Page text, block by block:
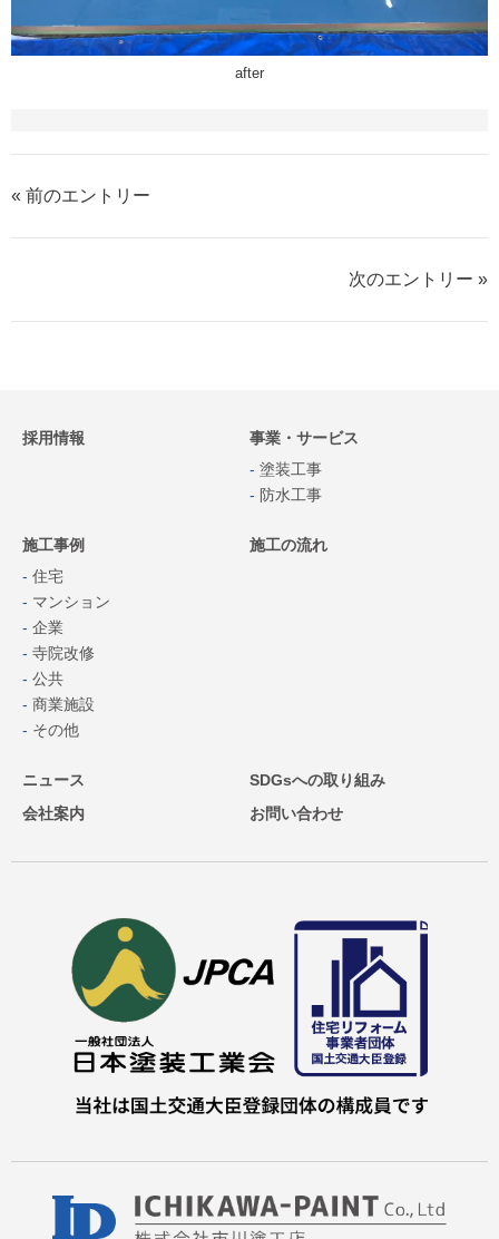
after
« 前のエントリー
次のエントリー »
採用情報
事業・サービス
塗装工事
防水工事
施工事例
住宅
マンション
企業
寺院改修
公共
商業施設
その他
施工の流れ
ニュース
SDGsへの取り組み
会社案内
お問い合わせ